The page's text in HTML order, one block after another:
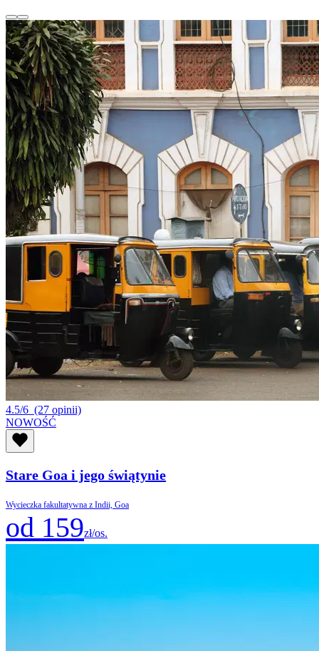
4.5/6 (27 opinii)
NOWOŚĆ
Stare Goa i jego świątynie
Wycieczka fakultatywna z Indii, Goa
od 159zł/os.